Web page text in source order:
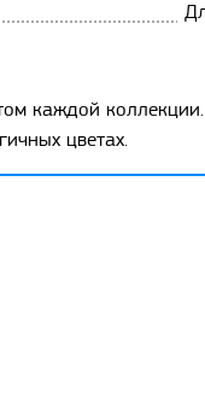
каждой
цветах.